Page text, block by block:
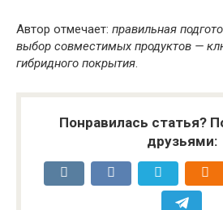
Автор отмечает: правильная
выбор совместимых продуктов —
гибридного покрытия
Понравилась статья?
друзьями: